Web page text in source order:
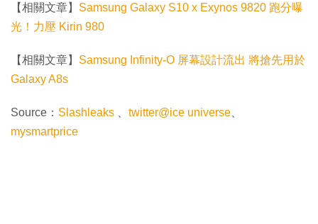
【相關文章】 Samsung Galaxy S10 x Exynos 9820 跑分曝
光！力壓 Kirin 980
【相關文章】 Samsung Infinity-O 屏幕設計流出 將搶先用於
Galaxy A8s
Source： Slashleaks twitter@ice universe
mysmartprice